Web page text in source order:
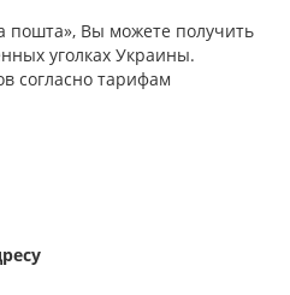
пошта», Вы можете получить
уголках Украины.
согласно тарифам